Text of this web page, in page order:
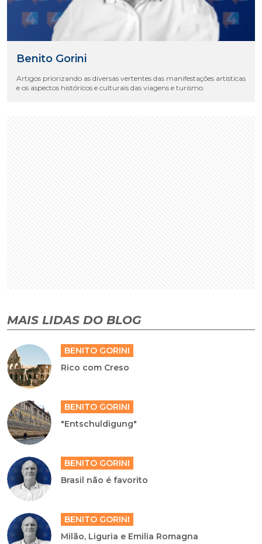
Benito Gorini
Artigos priorizando as diversas vertentes das manifestações artísticas
e os aspectos históricos e culturais das viagens e turismo.
MAIS LIDAS DO BLOG
BENITO GORINI
Rico com Creso
BENITO GORINI
"Entschuldigung"
BENITO GORINI
Brasil não é favorito
BENITO GORINI
Milão, Liguria e Emilia Romagna